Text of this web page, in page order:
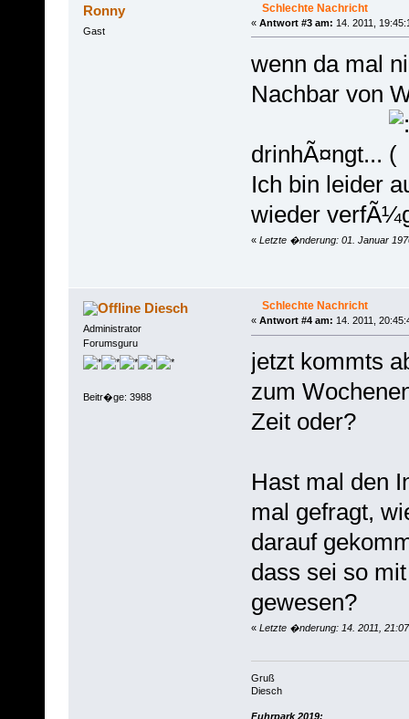
Ronny
Gast
Schlechte Nachricht
« Antwort #3 am: 14. 2011,
wenn da mal
Nachbar von
drinhÃ¤ngt...
Ich bin leider
wieder
« Letzte �nderung: 01. Januar
Diesch
Administrator
Forumsguru
Beitr�ge: 3988
Schlechte Nachricht
« Antwort #4 am: 14. 2011,
jetzt kommts
zum
Zeit oder?
Hast mal den
mal gefragt,
darauf
dass sei so
gewesen?
« Letzte �nderung: 14. 2011,
Gruß
Diesch
Fuhrpark 2019: